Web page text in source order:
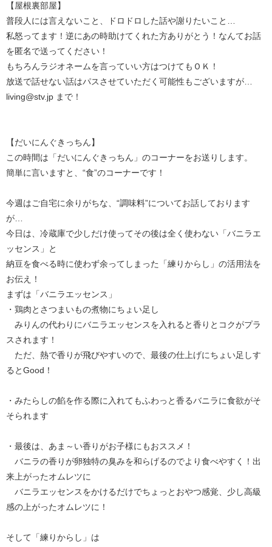
【屋根裏部屋】
普段人には言えないこと、ドロドロした話や謝りたいこと…
私怒ってます！逆にあの時助けてくれた方ありがとう！なんてお話
を匿名で送ってください！
もちろんラジオネームを言っていい方はつけてもＯＫ！
放送で話せない話はパスさせていただく可能性もございますが…
living@stv.jp まで！
【だいにんぐきっちん】
この時間は「だいにんぐきっちん」のコーナーをお送りします。
簡単に言いますと、“食”のコーナーです！
今週はご自宅に余りがちな、“調味料”についてお話しております
が…
今日は、冷蔵庫で少しだけ使ってその後は全く使わない「バニラエ
ッセンス」と
納豆を食べる時に使わず余ってしまった「練りからし」の活用法を
お伝え！
まずは「バニラエッセンス」
・鶏肉とさつまいもの煮物にちょい足し
みりんの代わりにバニラエッセンスを入れると香りとコクがプラ
スされます！
ただ、熱で香りが飛びやすいので、最後の仕上げにちょい足しす
るとGood！
・みたらしの餡を作る際に入れてもふわっと香るバニラに食欲がそ
そられます
・最後は、あま～い香りがお子様にもおススメ！
バニラの香りが卵独特の臭みを和らげるのでより食べやすく！出
来上がったオムレツに
バニラエッセンスをかけるだけでちょっとおやつ感覚、少し高級
感の上がったオムレツに！
そして「練りからし」は